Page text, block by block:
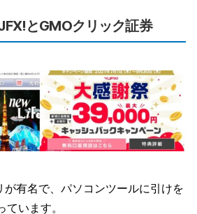
とGMOクリック証券
有名で、パソコンツールに引けを
ています。